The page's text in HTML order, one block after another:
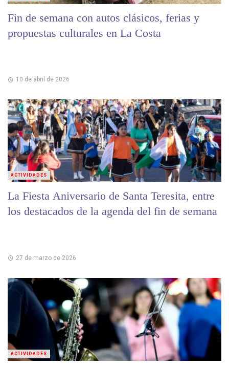
Fin de semana con autos clásicos, ferias y
propuestas culturales en La Costa
10 de abril de 2026
La Fiesta Aniversario de Santa Teresita, entre
los destacados de la agenda del fin de semana
27 de marzo de 2026
ACTIVIDADES
ACTIVIDADES